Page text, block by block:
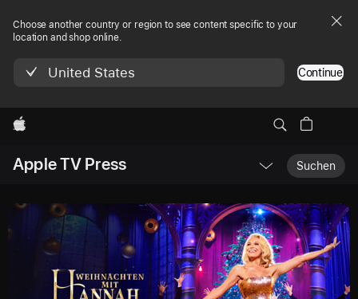
Choose another country or region to see content specific to your
location and shop online.
United States Continue
Apple
Apple TV Press
Navigation
-
öffnen
Suchen